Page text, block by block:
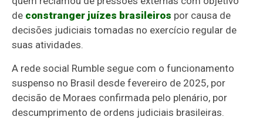
de constranger juízes brasileiros por causa de
decisões judiciais tomadas no exercício regular de
suas atividades.
A rede social Rumble segue com o funcionamento
suspenso no Brasil desde fevereiro de 2025, por
decisão de Moraes confirmada pelo plenário, por
descumprimento de ordens judiciais brasileiras.